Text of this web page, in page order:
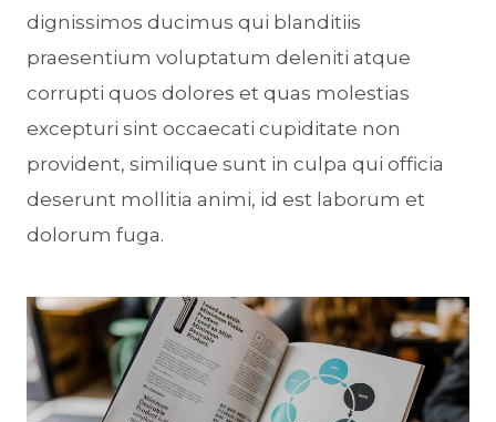
dignissimos ducimus qui blanditiis
praesentium voluptatum deleniti atque
corrupti quos dolores et quas molestias
excepturi sint occaecati cupiditate non
provident, similique sunt in culpa qui officia
deserunt mollitia animi, id est laborum et
dolorum fuga.